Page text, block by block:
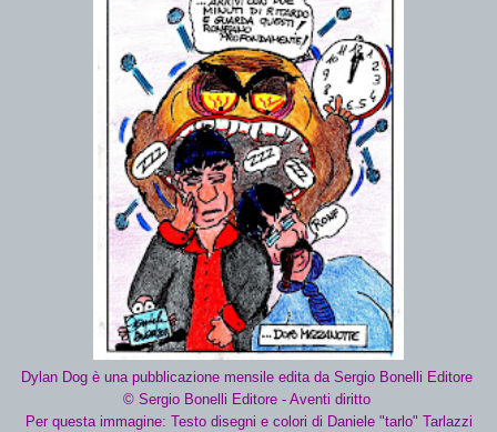
Dylan Dog è una pubblicazione mensile edita da Sergio Bonelli Editore
© Sergio Bonelli Editore - Aventi diritto
Per questa immagine: Testo disegni e colori di Daniele "tarlo" Tarlazzi